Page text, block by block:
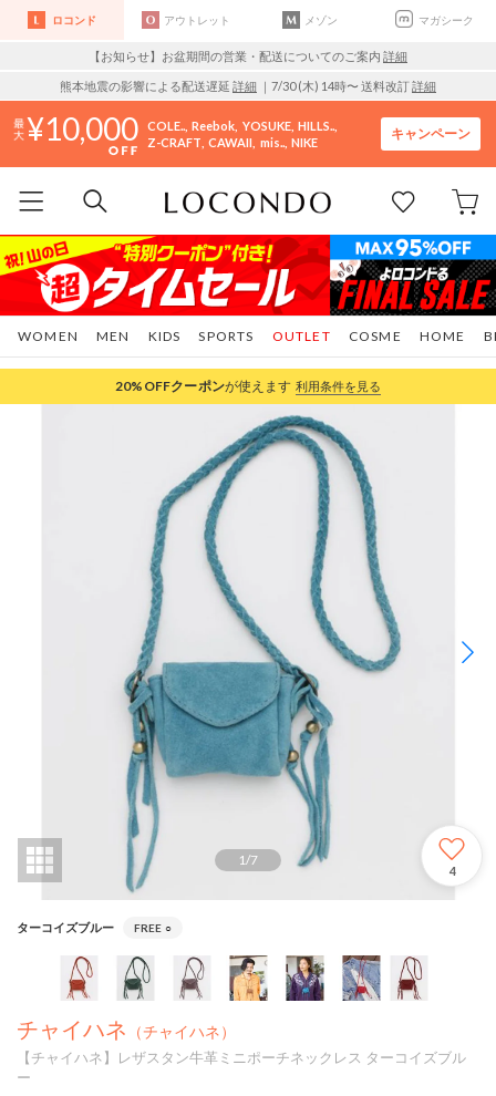
ロコンド アウトレット メゾン マガシーク
【お知らせ】お盆期間の営業・配送についてのご案内 詳細
熊本地震の影響による配送遅延 詳細 ｜7/30 (木) 14時〜 送料改訂詳細
10,000 COLE.. Reebok YOSUKE HILLS..
Z-CRAFT CAWAII mis.. NIKE
キャンペーン
WOMEN MEN KIDS SPORTS COSME HOME
OUTLET
20%OFFクーポンが使えます 利用条件を見る
1/7
4
ターコイズブルー FREE ○
チャイハネ （チャイハネ）
【チャイハネ】レザスタン牛革ミニポーチネックレス ターコイズブル
ー